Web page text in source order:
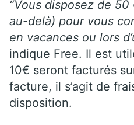
“Vous disposez de
au-delà) pour vous
en vacances ou lors
indique Free. Il est
10€ seront facturés
facture, il s’agit de
disposition.